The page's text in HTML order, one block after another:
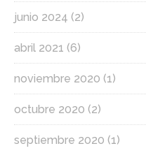
junio 2024 (2)
abril 2021 (6)
noviembre 2020 (1)
octubre 2020 (2)
septiembre 2020 (1)